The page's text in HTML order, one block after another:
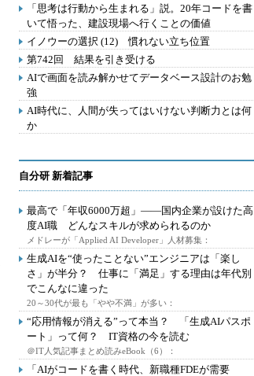
「思考は行動から生まれる」説。20年コードを書
いて悟った、建設現場へ行くことの価値
イノウーの選択 (12) 慣れない立ち位置
第742回 結果を引き受ける
AIで画面を読み解かせてデータベース設計のお勉
強
AI時代に、人間が失ってはいけない判断力とは何
か
自分研 新着記事
最高で「年収6000万超」――国内企業が設けた高
度AI職 どんなスキルが求められるのか
メドレーが「Applied AI Developer」人材募集：
生成AIを“使ったことない”エンジニアは「楽し
さ」が半分？ 仕事に「満足」する理由は年代別
でこんなに違った
20～30代が最も「やや不満」が多い：
“応用情報が消える”って本当？ 「生成AIパスポ
ート」って何？ IT資格の今を読む
＠IT人気記事まとめ読みeBook（6）：
「AIがコードを書く時代、新職種FDEが需要